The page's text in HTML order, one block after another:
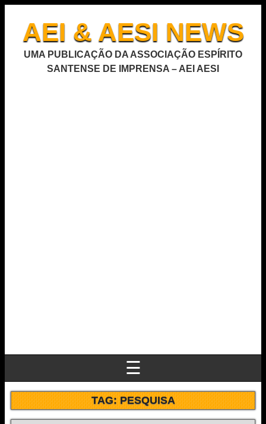
AEI & AESI NEWS
UMA PUBLICAÇÃO DA ASSOCIAÇÃO ESPÍRITO
SANTENSE DE IMPRENSA – AEI AESI
☰
TAG:PESQUISA